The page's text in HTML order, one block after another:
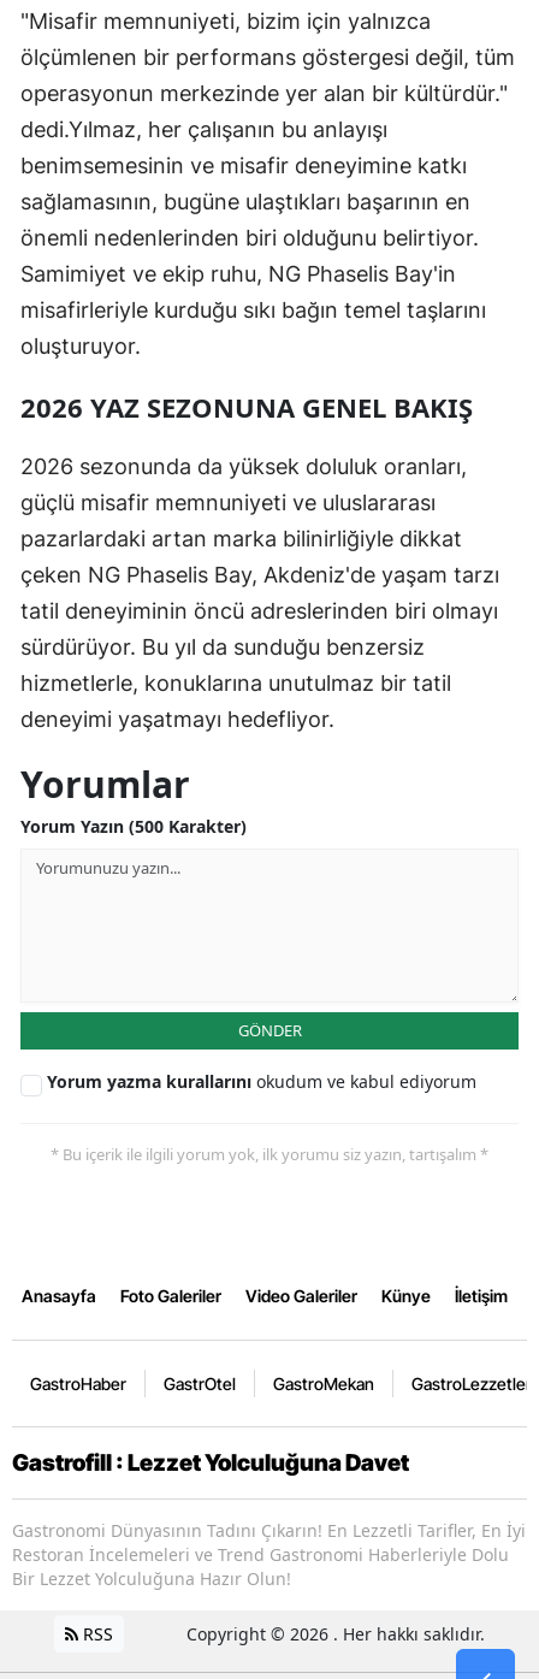
"Misafir memnuniyeti, bizim için yalnızca
ölçümlenen bir performans göstergesi değil, tüm
operasyonun merkezinde yer alan bir kültürdür."
dedi.Yılmaz, her çalışanın bu anlayışı
benimsemesinin ve misafir deneyimine katkı
sağlamasının, bugüne ulaştıkları başarının en
önemli nedenlerinden biri olduğunu belirtiyor.
Samimiyet ve ekip ruhu, NG Phaselis Bay'in
misafirleriyle kurduğu sıkı bağın temel taşlarını
oluşturuyor.
2026 YAZ SEZONUNA GENEL BAKIŞ
2026 sezonunda da yüksek doluluk oranları,
güçlü misafir memnuniyeti ve uluslararası
pazarlardaki artan marka bilinirliğiyle dikkat
çeken NG Phaselis Bay, Akdeniz'de yaşam tarzı
tatil deneyiminin öncü adreslerinden biri olmayı
sürdürüyor. Bu yıl da sunduğu benzersiz
hizmetlerle, konuklarına unutulmaz bir tatil
deneyimi yaşatmayı hedefliyor.
Yorumlar
Yorum Yazın (500 Karakter)
GÖNDER
Yorum yazma kurallarını okudum ve kabul ediyorum
* Bu içerik ile ilgili yorum yok, ilk yorumu siz yazın, tartışalım *
Anasayfa Foto Galeriler Video Galeriler Künye İletişim
GastroHaber GastrOtel GastroMekan GastroLezzetler
Gastrofill : Lezzet Yolculuğuna Davet
Gastronomi Dünyasının Tadını Çıkarın! En Lezzetli Tarifler, En İyi
Restoran İncelemeleri ve Trend Gastronomi Haberleriyle Dolu
Bir Lezzet Yolculuğuna Hazır Olun!
RSS Copyright © 2026 . Her hakkı saklıdır.